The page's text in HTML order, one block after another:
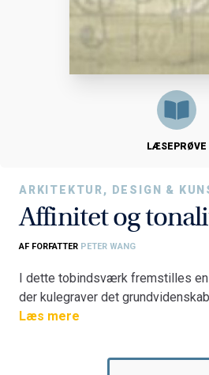
LÆSEPRØVE
ARKITEKTUR, DESIGN &
Affinitet og
AF FORFATTER PETER WANG
I dette tobindsværk fremstilles
der kulegraver det
akustik og musik. Gennem en
undersøgelse af, hvad der foregår
Læs mere